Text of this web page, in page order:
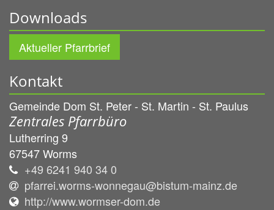
Downloads
Aktueller Pfarrbrief
Kontakt
Gemeinde Dom St. Peter - St. Martin - St. Paulus
Zentrales Pfarrbüro
Lutherring 9
67547Worms
+49 6241 940 34 0
pfarrei.worms-wonnegau@bistum-mainz.de
http://www.wormser-dom.de